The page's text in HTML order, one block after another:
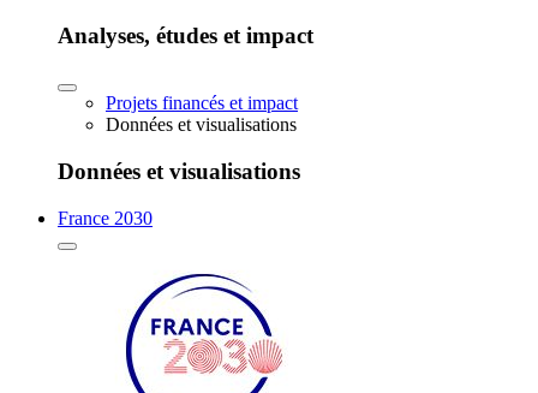
Analyses, études et impact
Projets financés et impact
Données et visualisations
Données et visualisations
France 2030